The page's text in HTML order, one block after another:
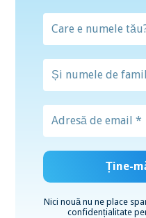
Nici nouă nu ne place
confidențialitate